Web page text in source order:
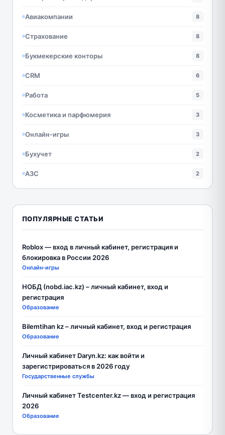
Авиакомпании 8
Страхование 8
Букмекерские конторы 8
CRM 6
Работа 5
Косметика и парфюмерия 3
Онлайн-игры 3
Бухучет 2
АЗС 2
ПОПУЛЯРНЫЕ СТАТЬИ
Roblox — вход в личный кабинет, регистрация и
блокировка в России 2026
Онлайн-игры
НОБД (nobd.iac.kz) – личный кабинет, вход и
регистрация
Образование
Bilemtihan kz – личный кабинет, вход и регистрация
Образование
Личный кабинет Daryn.kz: как войти и
зарегистрироваться в 2026 году
Государственные службы
Личный кабинет Testcenter.kz — вход и регистрация
2026
Образование